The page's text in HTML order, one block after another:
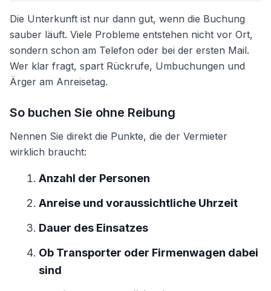
Die Unterkunft ist nur dann gut, wenn die Buchung
sauber läuft. Viele Probleme entstehen nicht vor Ort,
sondern schon am Telefon oder bei der ersten Mail.
Wer klar fragt, spart Rückrufe, Umbuchungen und
Ärger am Anreisetag.
So buchen Sie ohne Reibung
Nennen Sie direkt die Punkte, die der Vermieter
wirklich braucht:
Anzahl der Personen
Anreise und voraussichtliche Uhrzeit
Dauer des Einsatzes
Ob Transporter oder Firmenwagen dabei
sind